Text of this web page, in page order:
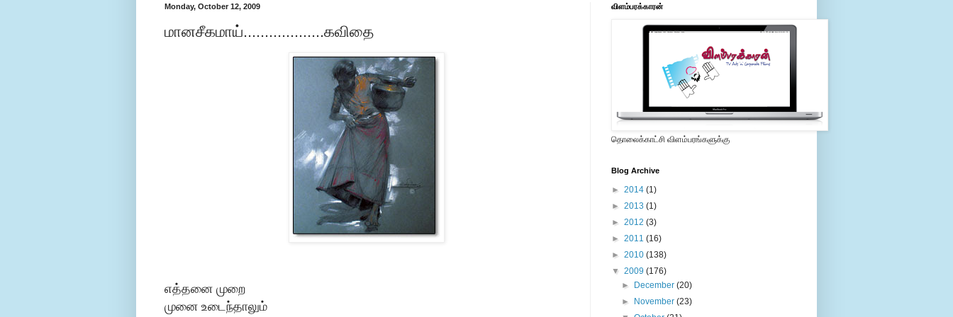
Monday, October 12, 2009
மானசீகமாய்...................கவிதை
எத்தனை முறை
முனை உடைந்தாலும்
விளம்பரக்காரன்
தொலைக்காட்சி விளம்பரங்களுக்கு
Blog Archive
► 2014 (1)
► 2013 (1)
► 2012 (3)
► 2011 (16)
► 2010 (138)
▼ 2009 (176)
►
December(20)
►
November(23)